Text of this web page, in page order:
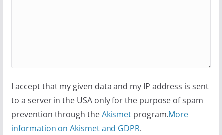
I accept that my given data and my IP address is sent
to a server in the USA only for the purpose of spam
prevention through theAkismetprogram.More
information on Akismet and GDPR.